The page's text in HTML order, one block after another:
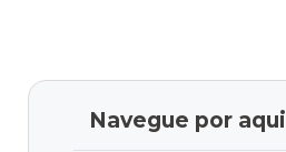
Navegue por aqui